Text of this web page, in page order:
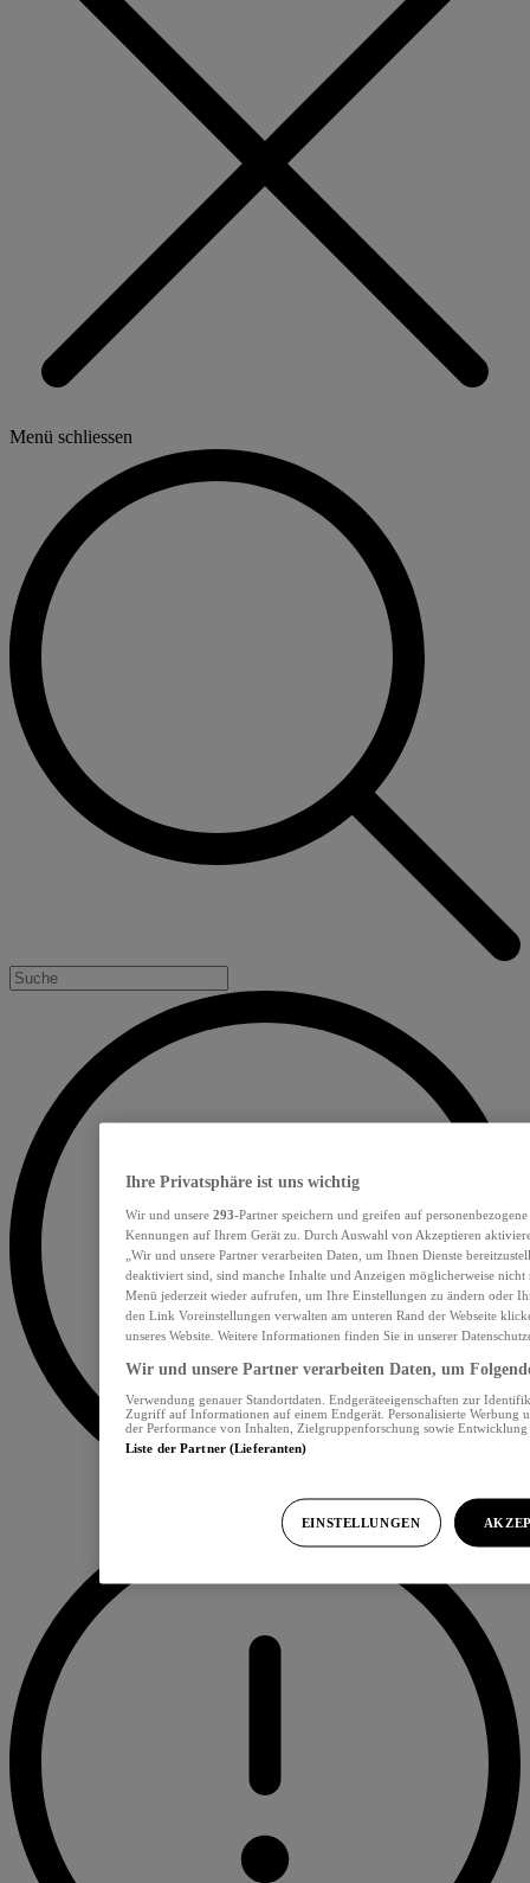
Menü schliessen
Ihre Privatsphäre ist uns wichtig
Wir und unsere 293-Partner speichern und greifen auf
Kennungen auf Ihrem Gerät zu. Durch Auswahl von Akzeptieren
„Wir und unsere Partner verarbeiten Daten, um Ihnen Dienste
deaktiviert sind, sind manche Inhalte und Anzeigen möglicherweise nicht
Menü jederzeit wieder aufrufen, um Ihre Einstellungen zu ändern oder
den Link Voreinstellungen verwalten am unteren Rand der Webseite
unseres Website. Weitere Informationen finden Sie in unserer
Wir und unsere Partner verarbeiten Daten, um
Verwendung genauer Standortdaten. Endgeräteeigenschaften zur
Zugriff auf Informationen auf einem Endgerät. Personalisierte Werbung
der Performance von Inhalten, Zielgruppenforschung sowie
Liste der Partner (Lieferanten)
EINSTELLUNGEN